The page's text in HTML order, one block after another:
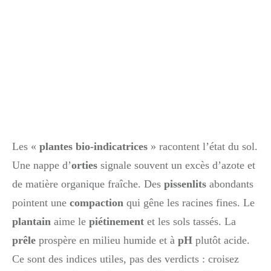
Les « plantes bio-indicatrices » racontent l’état du sol.
Une nappe d’orties signale souvent un excès d’azote et
de matière organique fraîche. Des pissenlits abondants
pointent une compaction qui gêne les racines fines. Le
plantain aime le piétinement et les sols tassés. La
prêle prospère en milieu humide et à pH plutôt acide.
Ce sont des indices utiles, pas des verdicts : croisez